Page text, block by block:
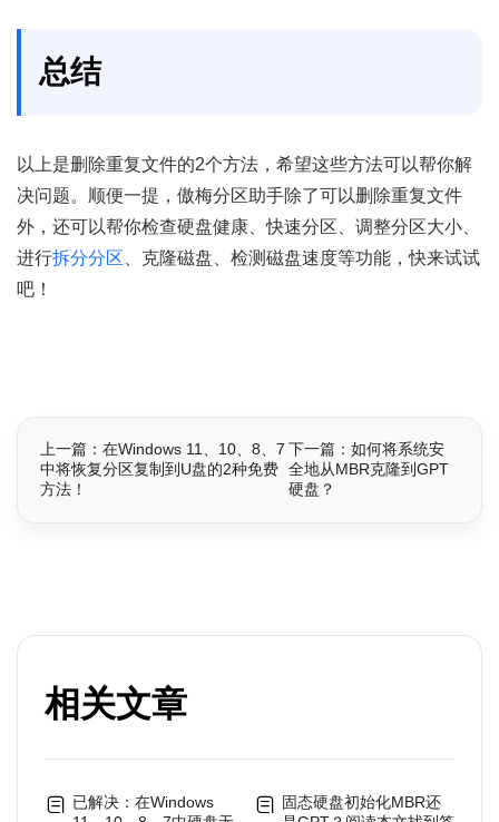
总结
以上是删除重复文件的2个方法，希望这些方法可以帮你解
决问题。顺便一提，傲梅分区助手除了可以删除重复文件
外，还可以帮你检查硬盘健康、快速分区、调整分区大小、
进行拆分分区 、克隆磁盘、检测磁盘速度等功能，快来试试
吧！
上一篇：在Windows 11、10、8、7
中将恢复分区复制到U盘的2种免费
方法！
下一篇：如何将系统安
全地从MBR克隆到GPT
硬盘？
相关文章
已解决：在Windows
固态硬盘初始化MBR还